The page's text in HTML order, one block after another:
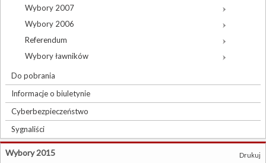
Wybory 2007
Wybory 2006
Referendum
Wybory ławników
Do pobrania
Informacje o biuletynie
Cyberbezpieczeństwo
Sygnaliści
Drukuj
Wybory 2015